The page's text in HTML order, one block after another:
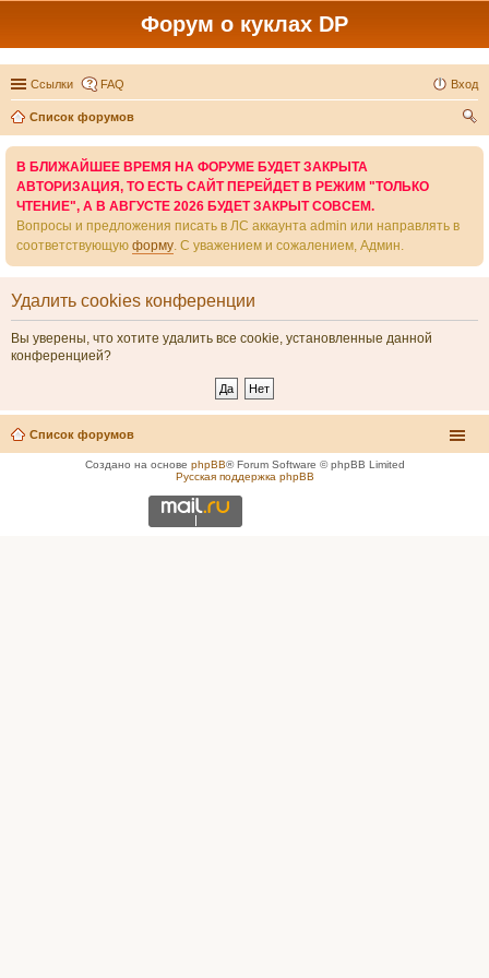
Форум о куклах DP
Ссылки FAQ Вход
Список форумов
В БЛИЖАЙШЕЕ ВРЕМЯ НА ФОРУМЕ БУДЕТ ЗАКРЫТА
АВТОРИЗАЦИЯ, ТО ЕСТЬ САЙТ ПЕРЕЙДЕТ В РЕЖИМ "ТОЛЬКО
ЧТЕНИЕ", А В АВГУСТЕ 2026 БУДЕТ ЗАКРЫТ СОВСЕМ.
Вопросы и предложения писать в ЛС аккаунта admin или направлять в
соответствующую форму. С уважением и сожалением, Админ.
Удалить cookies конференции
Вы уверены, что хотите удалить все cookie, установленные данной
конференцией?
Список форумов
Создано на основе phpBB® Forum Software © phpBB Limited
Русская поддержка phpBB